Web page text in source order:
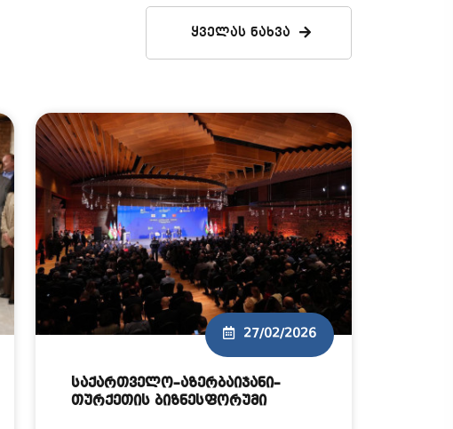
ᲧᲕᲔᲚᲐᲡ ᲜᲐᲮᲕᲐ
27/02/2026
საქართველო–აზერბაიჯანი–
თურქეთის ბიზნესფორუმი